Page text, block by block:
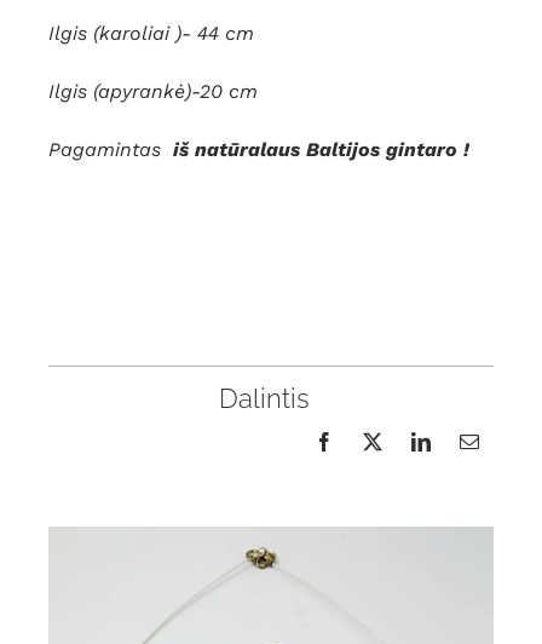
Ilgis (karoliai )- 44 cm
Ilgis (apyrankė)-20 cm
Pagamintas iš natūralaus Baltijos gintaro !
Dalintis